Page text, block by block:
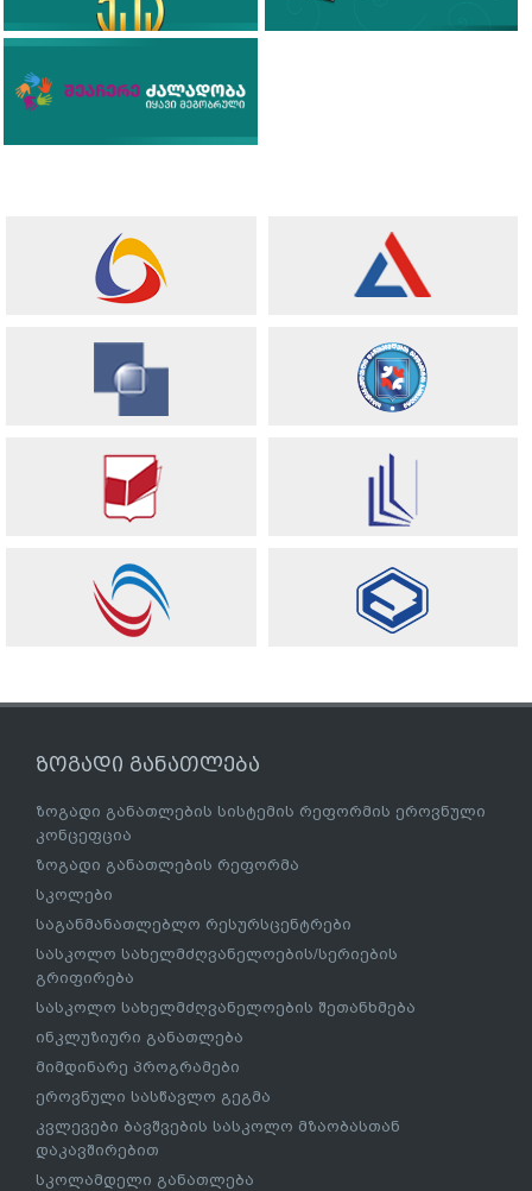
ზოგადი განათლება
ზოგადი განათლების სისტემის რეფორმის ეროვნული
კონცეფცია
ზოგადი განათლების რეფორმა
სკოლები
საგანმანათლებლო რესურსცენტრები
სასკოლო სახელმძღვანელოების/სერიების
გრიფირება
სასკოლო სახელმძღვანელოების შეთანხმება
ინკლუზიური განათლება
მიმდინარე პროგრამები
ეროვნული სასწავლო გეგმა
კვლევები ბავშვების სასკოლო მზაობასთან
დაკავშირებით
სკოლამდელი განათლება